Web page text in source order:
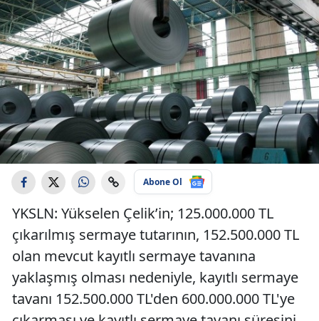
Abone Ol
YKSLN: Yükselen Çelik’in; 125.000.000 TL
çıkarılmış sermaye tutarının, 152.500.000 TL
olan mevcut kayıtlı sermaye tavanına
yaklaşmış olması nedeniyle, kayıtlı sermaye
tavanı 152.500.000 TL'den 600.000.000 TL'ye